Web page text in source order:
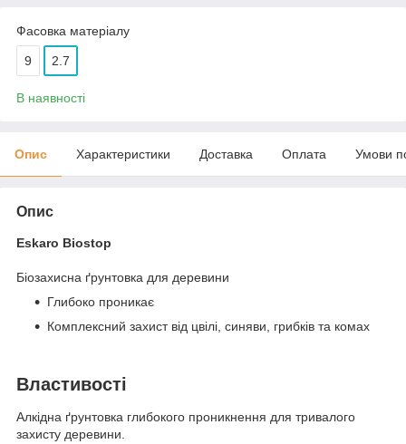
Фасовка матеріалу
9 2.7
В наявності
Опис Характеристики Доставка Оплата Умови
Опис
Eskaro Biostop
Біозахисна ґрунтовка для деревини
Глибоко проникає
Комплексний захист від цвілі, синяви, грибків та комах
Властивості
Алкідна ґрунтовка глибокого проникнення для тривалого
захисту деревини.